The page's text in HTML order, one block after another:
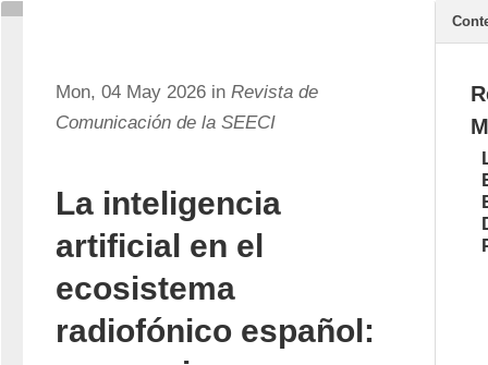
Mon, 04 May 2026 in Revista de
Comunicación de la SEECI
La inteligencia
artificial en el
ecosistema
radiofónico español: